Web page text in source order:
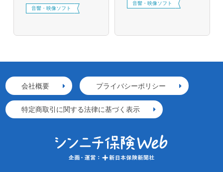
音響・映像ソフト
音響・映像ソフト
会社概要 プライバシーポリシー
特定商取引に関する法律に基づく表示